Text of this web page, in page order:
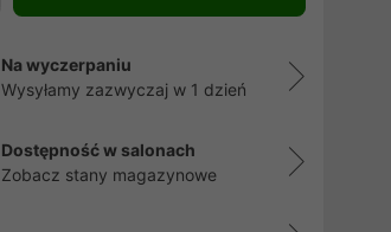
Na wyczerpaniu
Wysyłamy zazwyczaj w 1 dzień
Dostępność w salonach
Zobacz stany magazynowe